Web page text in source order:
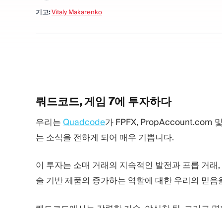
기고:Vitaly Makarenko
쿼드코드, 게임 7에 투자하다
우리는 Quadcode가 FPFX, PropAccount.com
는 소식을 전하게 되어 매우 기쁩니다.
이 투자는 소매 거래의 지속적인 발전과 프롭 거
술 기반 제품의 증가하는 역할에 대한 우리의 믿음